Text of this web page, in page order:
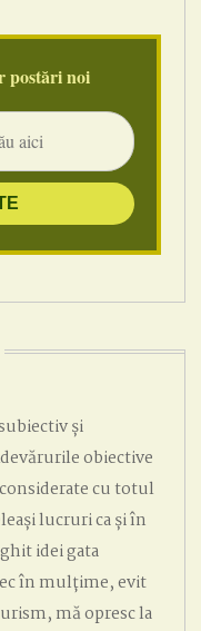
postări noi
și
obiective
cu totul
lucruri ca și în
idei gata
în mulțime, evit
mă opresc la